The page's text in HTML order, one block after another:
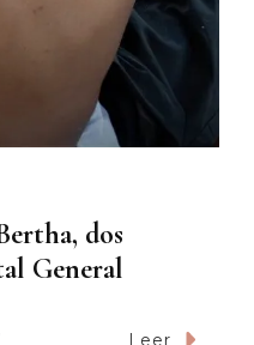
dos
General
Leer